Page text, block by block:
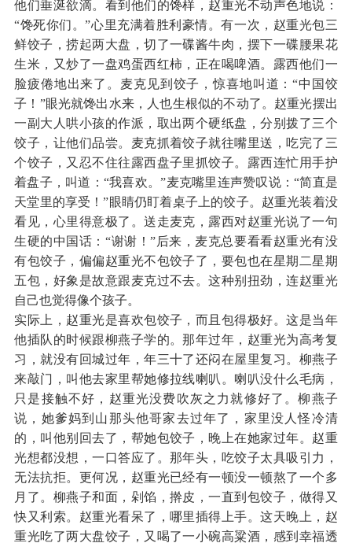
他们垂涎欲滴。看到他们的馋样，赵重光不动声色地说：
“馋死你们。”心里充满着胜利豪情。有一次，赵重光包三
鲜饺子，捞起两大盘，切了一碟酱牛肉，摆下一碟腰果花
生米，又炒了一盘鸡蛋西红柿，正在喝啤酒。露西他们一
脸疲倦地出来了。麦克见到饺子，惊喜地叫道：“中国饺
子！”眼光就馋出水来，人也生根似的不动了。赵重光摆出
一副大人哄小孩的作派，取出两个硬纸盘，分别拨了三个
饺子，让他们品尝。麦克抓着饺子就往嘴里送，吃完了三
个饺子，又忍不住往露西盘子里抓饺子。露西连忙用手护
着盘子，叫道：“我喜欢。”麦克嘴里连声赞叹说：“简直是
天堂里的享受！”眼睛仍盯着桌子上的饺子。赵重光装着没
看见，心里得意极了。送走麦克，露西对赵重光说了一句
生硬的中国话：“谢谢！”后来，麦克总要看看赵重光有没
有包饺子，偏偏赵重光不包饺子了，要包也在星期二星期
五包，好象是故意跟麦克过不去。这种别扭劲，连赵重光
自己也觉得像个孩子。
实际上，赵重光是喜欢包饺子，而且包得极好。这是当年
他插队的时候跟柳燕子学的。那年过年，赵重光为高考复
习，就没有回城过年，年三十了还闷在屋里复习。柳燕子
来敲门，叫他去家里帮她修拉线喇叭。喇叭没什么毛病，
只是接触不好，赵重光没费吹灰之力就修好了。柳燕子
说，她爹妈到山那头他哥家去过年了，家里没人怪冷清
的，叫他别回去了，帮她包饺子，晚上在她家过年。赵重
光想都没想，一口答应了。那年头，吃饺子太具吸引力，
无法抗拒。更何况，赵重光已经有一顿没一顿熬了一个多
月了。柳燕子和面，剁馅，擀皮，一直到包饺子，做得又
快又利索。赵重光看呆了，哪里插得上手。这天晚上，赵
重光吃了两大盘饺子，又喝了一小碗高粱酒，感到幸福透